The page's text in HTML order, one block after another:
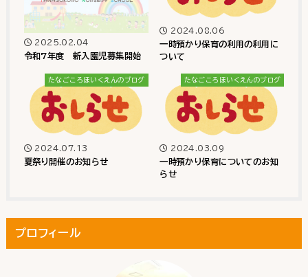
2025.02.04
令和7年度 新入園児募集開始
2024.08.06
一時預かり保育の利用の利用に
ついて
たなごころほいくえんのブログ
2024.07.13
夏祭り開催のお知らせ
たなごころほいくえんのブログ
2024.03.09
一時預かり保育についてのお知
らせ
プロフィール